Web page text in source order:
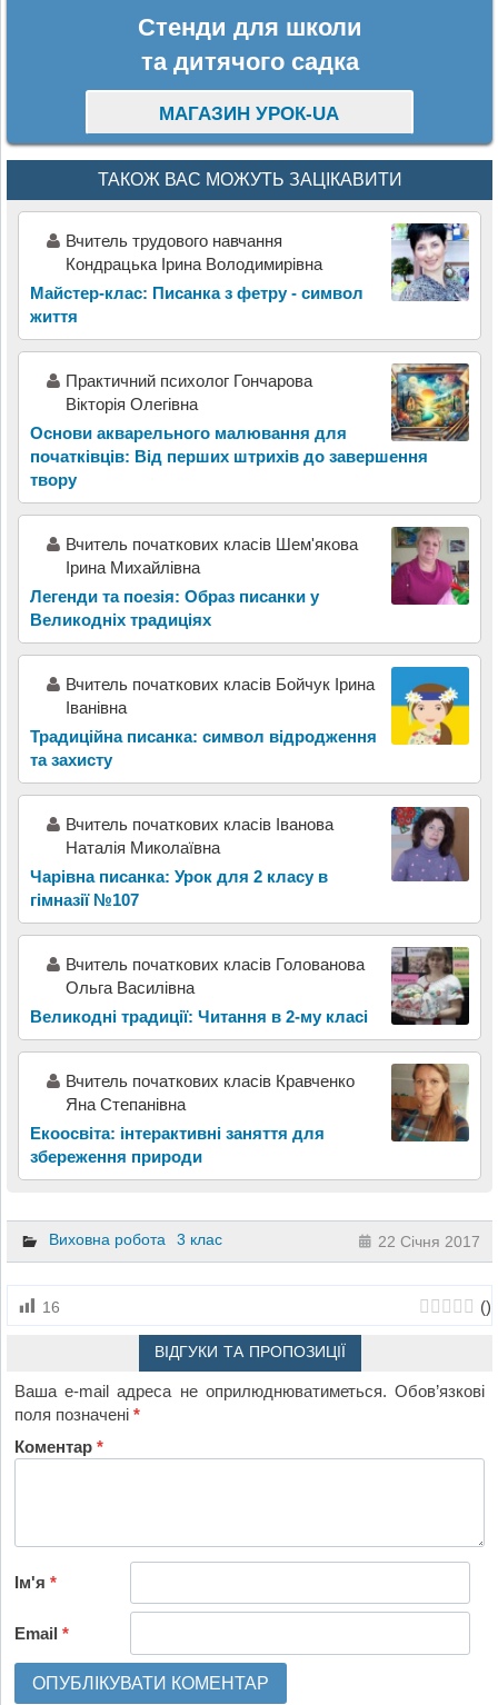
Стенди для школи
та дитячого садка
МАГАЗИН УРОК-UA
ТАКОЖ ВАС МОЖУТЬ ЗАЦІКАВИТИ
Вчитель трудового навчання
Кондрацька Ірина Володимирівна
Майстер-клас: Писанка з фетру - символ
життя
Практичний психолог Гончарова
Вікторія Олегівна
Основи акварельного малювання для
початківців: Від перших штрихів до завершення
твору
Вчитель початкових класів Шем'якова
Ірина Михайлівна
Легенди та поезія: Образ писанки у
Великодніх традиціях
Вчитель початкових класів Бойчук Ірина
Іванівна
Традиційна писанка: символ відродження
та захисту
Вчитель початкових класів Іванова
Наталія Миколаївна
Чарівна писанка: Урок для 2 класу в
гімназії №107
Вчитель початкових класів Голованова
Ольга Василівна
Великодні традиції: Читання в 2-му класі
Вчитель початкових класів Кравченко
Яна Степанівна
Екоосвіта: інтерактивні заняття для
збереження природи
Виховна робота 3 клас 22 Січня 2017
16 ()
ВІДГУКИ ТА ПРОПОЗИЦІЇ
Ваша e-mail адреса не оприлюднюватиметься. Обов’язкові
поля позначені*
Коментар*
Ім'я*
Email*